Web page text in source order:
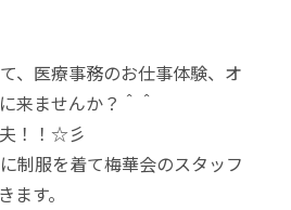
、医療事務のお仕事体験、オ
来ませんか？＾＾
！！☆彡
制服を着て梅華会のスタッフ
ます。